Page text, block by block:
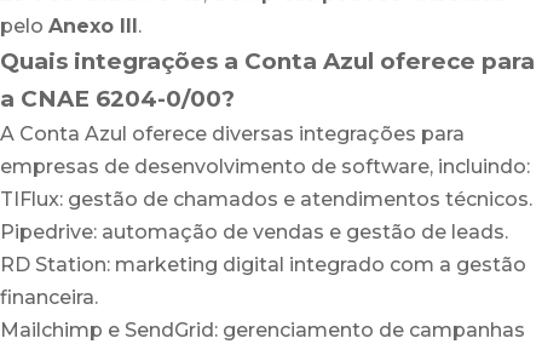
pelo Anexo III .
Quais integrações a Conta Azul oferece para
a CNAE 6204-0/00?
A Conta Azul oferece diversas integrações para
empresas de desenvolvimento de software, incluindo:
TIFlux: gestão de chamados e atendimentos técnicos.
Pipedrive: automação de vendas e gestão de leads.
RD Station: marketing digital integrado com a gestão
financeira.
Mailchimp e SendGrid: gerenciamento de campanhas